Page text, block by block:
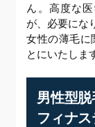
ん。高度な
が、必要にな
女性の薄毛に
とにいたしま
男性型
フィナ